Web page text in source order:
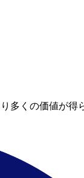
多くの価値が得